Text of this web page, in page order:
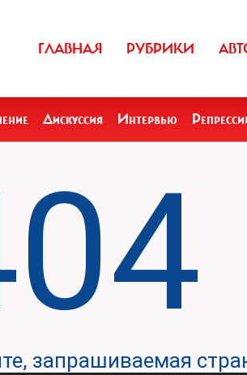
ГЛАВНАЯ РУБРИКИ
Дискуссия Интервью
запрашиваемая